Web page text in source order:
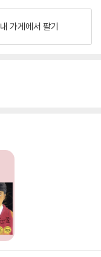
내 가게에서 팔기